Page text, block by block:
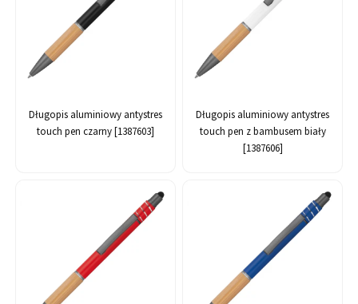
Długopis aluminiowy antystres
touch pen czarny [1387603]
Długopis aluminiowy antystres
touch pen z bambusem biały
[1387606]